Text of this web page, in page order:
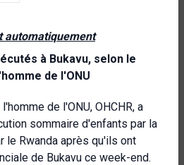
automatiquement
à Bukavu, selon le
de l'ONU
de l'ONU, OHCHR, a
sommaire d'enfants par la
le Rwanda après qu'ils ont
de Bukavu ce week-end.